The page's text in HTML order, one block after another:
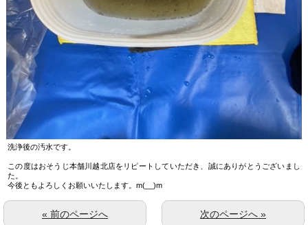
洗浄後の汚水です。
この度はおそうじ本舗川越北店をリピートしていただき、誠にありがとうございまし
た。
今後ともよろしくお願いいたします。m(__)m
次のページへ »
« 前のページへ